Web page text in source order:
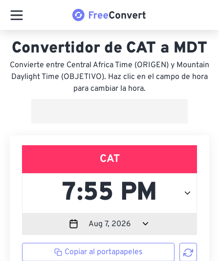
Convertidor de CAT a MDT
Convierte entre Central Africa Time (ORIGEN) y Mountain
Daylight Time (OBJETIVO). Haz clic en el campo de hora
para cambiar la hora.
CAT
Copiar al portapapeles